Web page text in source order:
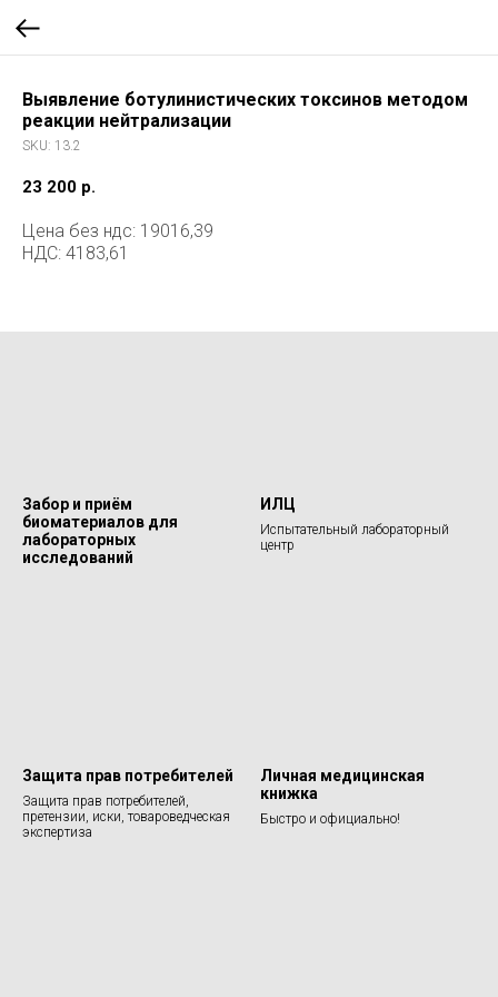
Выявление ботулинистических токсинов методом
реакции нейтрализации
SKU: 13.2
23 200 р.
Цена без ндс: 19016,39
НДС: 4183,61
Забор и приём
биоматериалов для
лабораторных
исследований
ИЛЦ
Испытательный лабораторный
центр
Защита прав потребителей
Защита прав потребителей,
претензии, иски, товароведческая
экспертиза
Личная медицинская
книжка
Быстро и официально!